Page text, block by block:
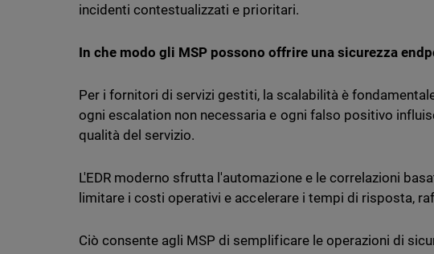
incidenti contestualizzati e prioritari.
In che modo gli MSP possono offrire una sicurezza
Per i fornitori di servizi gestiti, la scalabilità è
ogni escalation non necessaria e ogni falso positivo
qualità del servizio.
L'EDR moderno sfrutta l'automazione e le correlazioni
limitare i costi operativi e accelerare i tempi di risposta,
Ciò consente agli MSP di semplificare le operazioni di